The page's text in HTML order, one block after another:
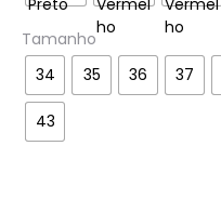
Tamanho
34
35 36 37
43